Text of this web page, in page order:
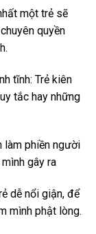
một trẻ sẽ
quyền
tĩnh: Trẻ kiên
tắc hay những
làm phiền người
gây ra
dễ nổi giận, để
mình phật lòng.